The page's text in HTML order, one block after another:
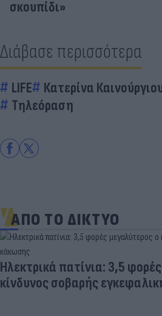
σκουπίδι»
Διάβασε περισσότερα
LIFE Κατερίνα
Τηλεόραση
ΑΠΟ ΤΟ ΔΙΚΤΥΟ
Ηλεκτρικά πατίνια: 3,5
κίνδυνος σοβαρής